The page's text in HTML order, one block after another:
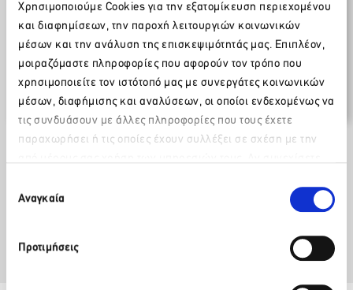
Χρησιμοποιούμε Cookies για την εξατομίκευση περιεχομένου
και διαφημίσεων, την παροχή λειτουργιών κοινωνικών
μέσων και την ανάλυση της επισκεψιμότητάς μας. Επιπλέον,
μοιραζόμαστε πληροφορίες που αφορούν τον τρόπο που
χρησιμοποιείτε τον ιστότοπό μας με συνεργάτες κοινωνικών
μέσων, διαφήμισης και αναλύσεων, οι οποίοι ενδεχομένως να
τις συνδυάσουν με άλλες πληροφορίες που τους έχετε
παραχωρήσει ή τις οποίες έχουν συλλέξει σε σχέση με την
των Cookies μας.
συγκατάθεσης
Αναγκαία
Προτιμήσεις
Δελτία Τύπου / Ανακοινώσεις
14 Οκτωβρίου 2014
10ο Συνέδριο “Τουρισμός & Ανάπτυξη”,
31 Οκτωβρίου & 1 Νοεμβρίου 2011
Facebook LinkedIn